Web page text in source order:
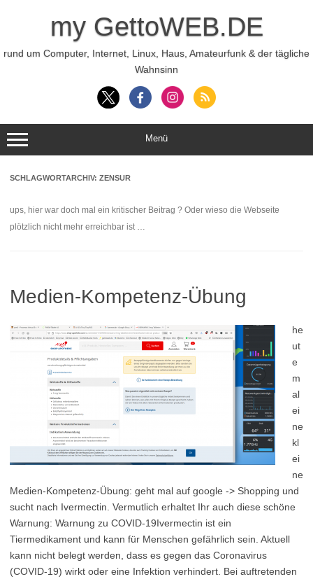
my GettoWEB.DE
rund um Computer, Internet, Linux, Haus, Amateurfunk & der tägliche
Wahnsinn
Menü
SCHLAGWORTARCHIV: ZENSUR
ups, hier war doch mal ein kritischer Beitrag ? Oder wieso die Webseite
plötzlich nicht mehr erreichbar ist …
Medien-Kompetenz-Übung
he
ut
e
m
al
ei
ne
kl
ei
ne
Medien-Kompetenz-Übung: geht mal auf google -> Shopping und
sucht nach Ivermectin. Vermutlich erhaltet Ihr auch diese schöne
Warnung: Warnung zu COVID-19Ivermectin ist ein
Tiermedikament und kann für Menschen gefährlich sein. Aktuell
kann nicht belegt werden, dass es gegen das Coronavirus
(COVID-19) wirkt oder eine Infektion verhindert. Bei auftretenden